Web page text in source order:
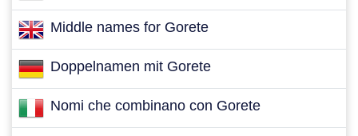
Middle names for Gorete
Doppelnamen mit Gorete
Nomi che combinano con Gorete